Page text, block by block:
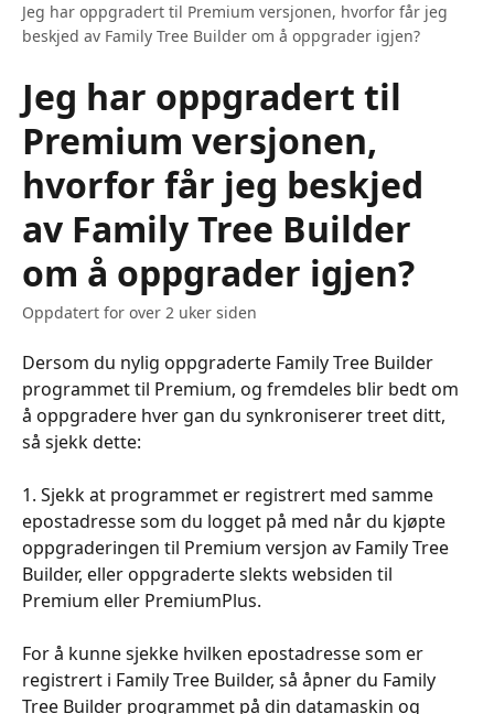
Jeg har oppgradert til Premium versjonen, hvorfor får jeg
beskjed av Family Tree Builder om å oppgrader igjen?
Jeg har oppgradert til
Premium versjonen,
hvorfor får jeg beskjed
av Family Tree Builder
om å oppgrader igjen?
Oppdatert for over 2 uker siden
Dersom du nylig oppgraderte Family Tree Builder
programmet til Premium, og fremdeles blir bedt om
å oppgradere hver gan du synkroniserer treet ditt,
så sjekk dette:
1. Sjekk at programmet er registrert med samme
epostadresse som du logget på med når du kjøpte
oppgraderingen til Premium versjon av Family Tree
Builder, eller oppgraderte slekts websiden til
Premium eller PremiumPlus.
For å kunne sjekke hvilken epostadresse som er
registrert i Family Tree Builder, så åpner du Family
Tree Builder programmet på din datamaskin og